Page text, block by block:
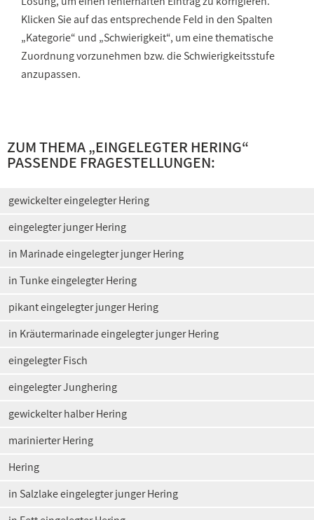
Klicken Sie auf das entsprechende Feld in den Spalten
„Kategorie“ und „Schwierigkeit“, um eine thematische
Zuordnung vorzunehmen bzw. die Schwierigkeitsstufe
anzupassen.
ZUM THEMA „EINGELEGTER HERING“
PASSENDE FRAGESTELLUNGEN:
gewickelter eingelegter Hering
eingelegter junger Hering
in Marinade eingelegter junger Hering
in Tunke eingelegter Hering
pikant eingelegter junger Hering
in Kräutermarinade eingelegter junger Hering
eingelegter Fisch
eingelegter Junghering
gewickelter halber Hering
marinierter Hering
Hering
in Salzlake eingelegter junger Hering